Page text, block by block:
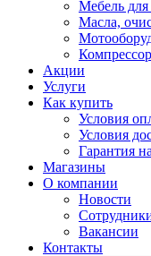
Мебель для
Масла,
Акции
Услуги
Как купить
Условия
Условия
Гарантия
Магазины
О компании
Новости
Вакансии
Контакты